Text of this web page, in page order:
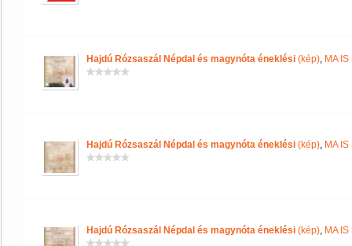
Hajdú Rózsaszál Népdal és magynóta éneklési (kép), MA
Hajdú Rózsaszál Népdal és magynóta éneklési (kép), MA
Hajdú Rózsaszál Népdal és magynóta éneklési (kép), MA